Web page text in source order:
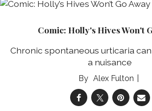
Comic: Holly's Hives Won't
Chronic spontaneous urticaria
a nuisance
Alex Fulton